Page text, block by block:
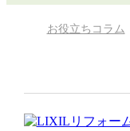
お役立ちコラム